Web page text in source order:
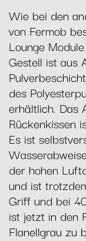
Wie bei den
von Fermob
Lounge
Gestell ist aus
des
erhältlich. Das
Rückenkissen
Es ist
der hohen
und ist
Griff und bei
ist jetzt in den
Flanellgrau zu